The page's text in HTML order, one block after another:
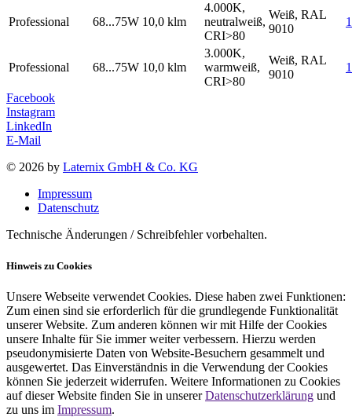
Professional 68...75W 10,0 klm
4.000K,
neutralweiß,
CRI>80
Weiß, RAL
9010
Professional 68...75W 10,0 klm
3.000K,
warmweiß,
CRI>80
Weiß, RAL
9010
Facebook
Instagram
LinkedIn
E-Mail
© 2026 by Laternix GmbH & Co. KG
Impressum
Datenschutz
Technische Änderungen / Schreibfehler vorbehalten.
Hinweis zu Cookies
Unsere Webseite verwendet Cookies. Diese haben zwei Funktionen:
Zum einen sind sie erforderlich für die grundlegende Funktionalität
unserer Website. Zum anderen können wir mit Hilfe der Cookies
unsere Inhalte für Sie immer weiter verbessern. Hierzu werden
pseudonymisierte Daten von Website-Besuchern gesammelt und
ausgewertet. Das Einverständnis in die Verwendung der Cookies
können Sie jederzeit widerrufen. Weitere Informationen zu Cookies
auf dieser Website finden Sie in unsererDatenschutzerklärung und
zu uns im Impressum.